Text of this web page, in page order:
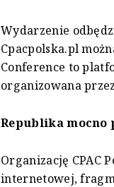
Wydarzenie
Cpacpolska.pl
Conference to
organizowana
Republika mocno
Organizację CPAC
internetowej,